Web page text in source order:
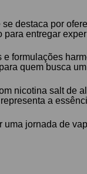
se destaca por
entregar
formulações
quem busca
nicotina salt de
representa a
uma jornada de